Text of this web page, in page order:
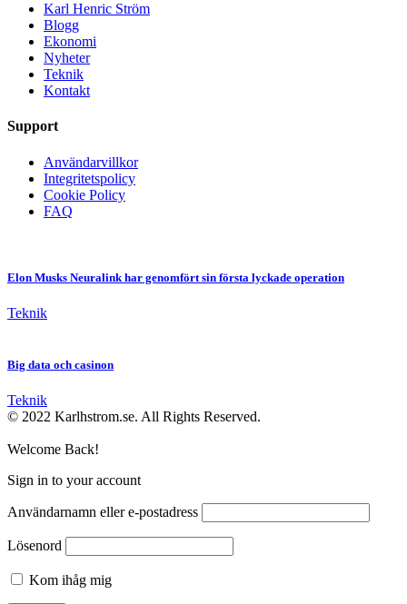
Karl Henric Ström
Blogg
Ekonomi
Nyheter
Teknik
Kontakt
Support
Användarvillkor
Integritetspolicy
Cookie Policy
FAQ
Elon Musks Neuralink har genomfört sin första lyckade operation
Teknik
Big data och casinon
Teknik
© 2022 Karlhstrom.se. All Rights Reserved.
Welcome Back!
Sign in to your account
Användarnamn eller e-postadress
Lösenord
Kom ihåg mig